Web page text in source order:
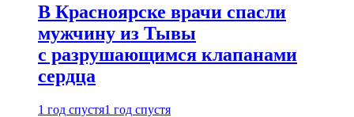
В Красноярске врачи спасли
мужчину из Тывы
с разрушающимся клапанами
сердца
1 год спустя1 год спустя